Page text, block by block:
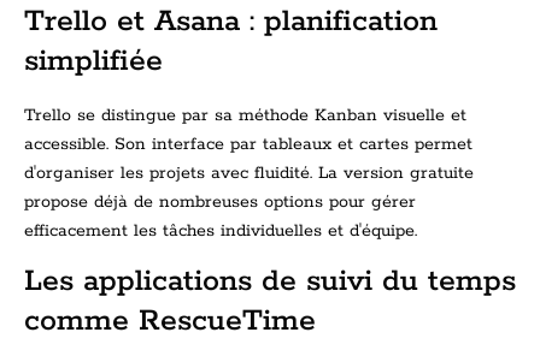
Trello et Asana : planification
simplifiée
Trello se distingue par sa méthode Kanban visuelle et
accessible. Son interface par tableaux et cartes permet
d'organiser les projets avec fluidité. La version gratuite
propose déjà de nombreuses options pour gérer
efficacement les tâches individuelles et d'équipe.
Les applications de suivi du temps
comme RescueTime